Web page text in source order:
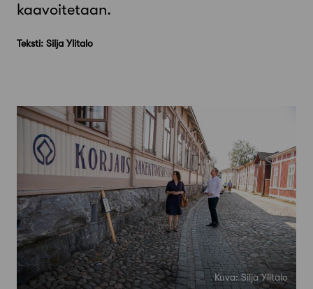
kaavoitetaan.
Teksti: Silja Ylitalo
Kuva: Silja Ylitalo